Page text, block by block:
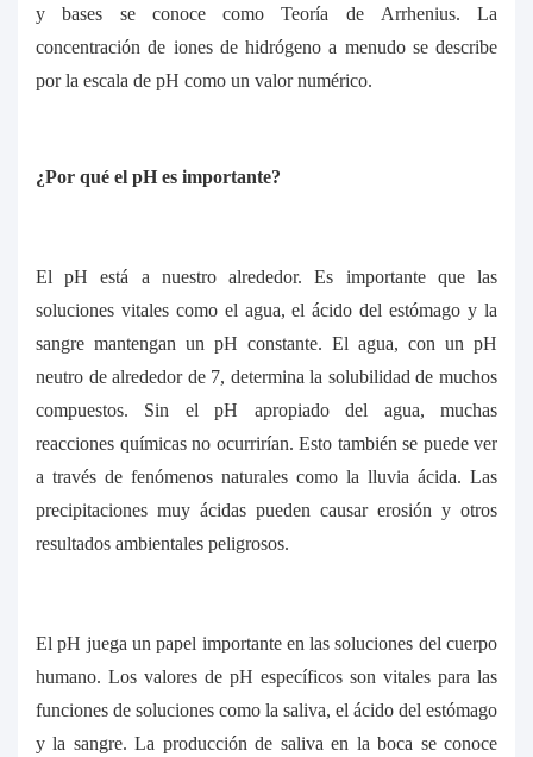
y bases se conoce como Teoría de Arrhenius. La
concentración de iones de hidrógeno a menudo se describe
por la escala de pH como un valor numérico.
¿Por qué el pH es importante?
El pH está a nuestro alrededor. Es importante que las
soluciones vitales como el agua, el ácido del estómago y la
sangre mantengan un pH constante. El agua, con un pH
neutro de alrededor de 7, determina la solubilidad de muchos
compuestos. Sin el pH apropiado del agua, muchas
reacciones químicas no ocurrirían. Esto también se puede ver
a través de fenómenos naturales como la lluvia ácida. Las
precipitaciones muy ácidas pueden causar erosión y otros
resultados ambientales peligrosos.
El pH juega un papel importante en las soluciones del cuerpo
humano. Los valores de pH específicos son vitales para las
funciones de soluciones como la saliva, el ácido del estómago
y la sangre. La producción de saliva en la boca se conoce